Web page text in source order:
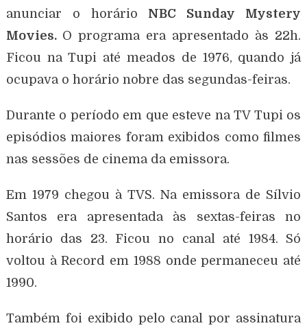
anunciar o horário NBC Sunday Mystery
Movies. O programa era apresentado às 22h.
Ficou na Tupi até meados de 1976, quando já
ocupava o horário nobre das segundas-feiras.
Durante o período em que esteve na TV Tupi os
episódios maiores foram exibidos como filmes
nas sessões de cinema da emissora.
Em 1979 chegou à TVS. Na emissora de Sílvio
Santos era apresentada às sextas-feiras no
horário das 23. Ficou no canal até 1984. Só
voltou à Record em 1988 onde permaneceu até
1990.
Também foi exibido pelo canal por assinatura